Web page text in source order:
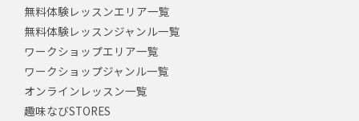
無料体験レッスンエリア一覧
無料体験レッスンジャンル一覧
ワークショップエリア一覧
ワークショップジャンル一覧
オンラインレッスン一覧
趣味なびSTORES